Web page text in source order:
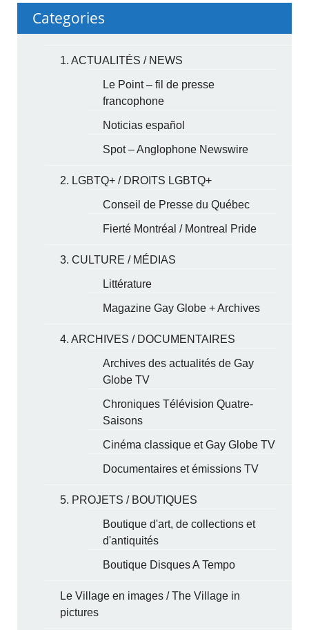
Categories
1. ACTUALITÉS / NEWS
Le Point – fil de presse
francophone
Noticias español
Spot – Anglophone Newswire
2. LGBTQ+ / DROITS LGBTQ+
Conseil de Presse du Québec
Fierté Montréal / Montreal Pride
3. CULTURE / MÉDIAS
Littérature
Magazine Gay Globe + Archives
4. ARCHIVES / DOCUMENTAIRES
Archives des actualités de Gay
Globe TV
Chroniques Télévision Quatre-
Saisons
Cinéma classique et Gay Globe TV
Documentaires et émissions TV
5. PROJETS / BOUTIQUES
Boutique d'art, de collections et
d'antiquités
Boutique Disques A Tempo
Le Village en images / The Village in
pictures